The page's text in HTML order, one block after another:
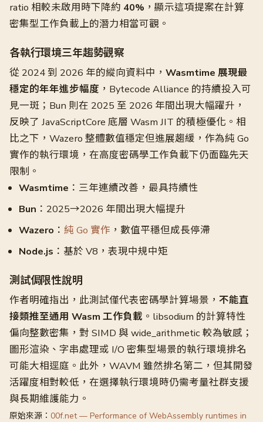
ratio 相較未啟用時下降約 40% ，顯示這項提案在計算
密集型工作負載上的潛力相當可觀。
各執行環境三年趨勢觀察
從 2024 到 2026 年的縱向資料中， Wasmtime 展現最
穩定的年年進步幅度 ，Bytecode Alliance 的持續投入可
見一斑；Bun 則在 2025 至 2026 年間出現大幅躍升，
反映了 JavaScriptCore 底層 Wasm JIT 的積極優化。相
比之下，Wazero 整體數值穩定但進展趨緩，作為純 Go
實作的執行環境，在高度密碼學工作負載下仍面臨先天
限制。
Wasmtime ：三年連續改善，最具持續性
Bun ：2025→2026 年間出現大幅提升
Wazero ： 純 Go 實作 ，數值平穩但成長停滯
Node.js ：基於 V8，表現中規中矩
測試侷限性說明
作者明確指出，此測試僅代表密碼學計算場景， 不能直
接類推至通用 Wasm 工作負載 。libsodium 的計算特性
偏向整數密集，對 SIMD 與 wide_arithmetic 較為敏感；
圖形渲染、字串處理或 I/O 密集型場景的執行環境排名
可能大相逕庭。此外，WAVM 雖然排名第二，但其開發
活躍度相對較低，在選擇執行環境時仍需考量社群支援
與長期維護能力。
原始來源： 00f.net — Performance of WebAssembly runtimes in